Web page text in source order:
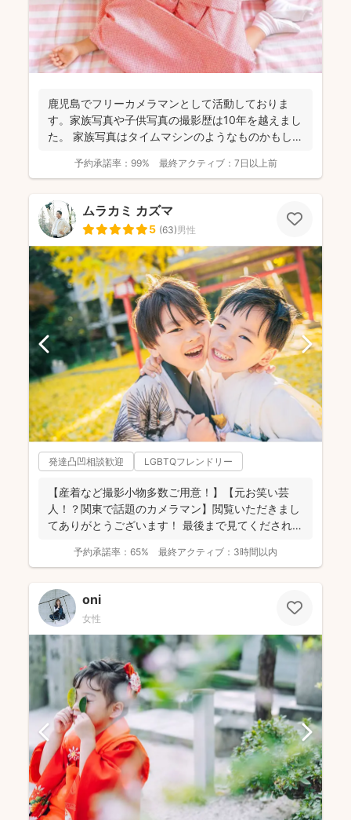
鹿児島でフリーカメラマンとして活動しておりま
す。家族写真や子供写真の撮影歴は10年を越えまし
た。 家族写真はタイムマシンのようなものかもしれ
予約承諾率： 99% 最終アクティブ： 7日以上前
ムラカミ カズマ
5 (63)男性
発達凸凹相談歓迎 LGBTQフレンドリー
【産着など撮影小物多数ご用意！】【元お笑い芸
人！？関東で話題のカメラマン】閲覧いただきまし
てありがとうございます！ 最後まで見てくだされば
予約承諾率： 65% 最終アクティブ： 3時間以内
oni
女性